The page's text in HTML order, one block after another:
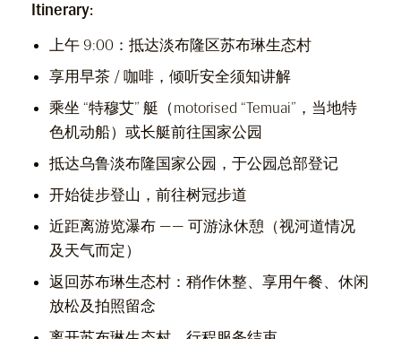
Itinerary:
上午 9:00：抵达淡布隆区苏布琳生态村
享用早茶 / 咖啡，倾听安全须知讲解
乘坐 “特穆艾” 艇（motorised “Temuai”，当地特
色机动船）或长艇前往国家公园
抵达乌鲁淡布隆国家公园，于公园总部登记
开始徒步登山，前往树冠步道
近距离游览瀑布 —— 可游泳休憩（视河道情况
及天气而定）
返回苏布琳生态村：稍作休整、享用午餐、休闲
放松及拍照留念